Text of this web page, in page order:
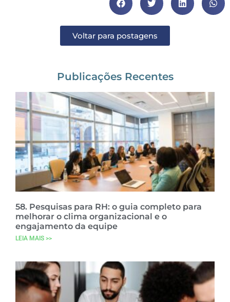
Voltar para postagens
Publicações Recentes
58. Pesquisas para RH: o guia completo para
melhorar o clima organizacional e o
engajamento da equipe
LEIA MAIS >>